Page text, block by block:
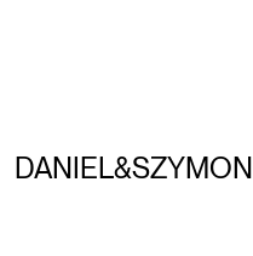
DANIEL&SZYMON